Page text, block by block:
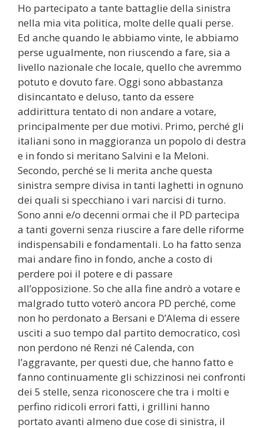
Ho partecipato a tante battaglie della sinistra
nella mia vita politica, molte delle quali perse.
Ed anche quando le abbiamo vinte, le abbiamo
perse ugualmente, non riuscendo a fare, sia a
livello nazionale che locale, quello che avremmo
potuto e dovuto fare. Oggi sono abbastanza
disincantato e deluso, tanto da essere
addirittura tentato di non andare a votare,
principalmente per due motivi. Primo, perché gli
italiani sono in maggioranza un popolo di destra
e in fondo si meritano Salvini e la Meloni.
Secondo, perché se li merita anche questa
sinistra sempre divisa in tanti laghetti in ognuno
dei quali si specchiano i vari narcisi di turno.
Sono anni e/o decenni ormai che il PD partecipa
a tanti governi senza riuscire a fare delle riforme
indispensabili e fondamentali. Lo ha fatto senza
mai andare fino in fondo, anche a costo di
perdere poi il potere e di passare
all’opposizione. So che alla fine andrò a votare e
malgrado tutto voterò ancora PD perché, come
non ho perdonato a Bersani e D’Alema di essere
usciti a suo tempo dal partito democratico, così
non perdono né Renzi né Calenda, con
l’aggravante, per questi due, che hanno fatto e
fanno continuamente gli schizzinosi nei confronti
dei 5 stelle, senza riconoscere che tra i molti e
perfino ridicoli errori fatti, i grillini hanno
portato avanti almeno due cose di sinistra, il